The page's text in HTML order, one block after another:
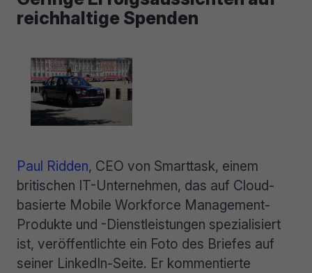
reichhaltige Spenden
Paul Ridden, CEO von Smarttask, einem
britischen IT-Unternehmen, das auf Cloud-
basierte Mobile Workforce Management-
Produkte und -Dienstleistungen spezialisiert
ist, veröffentlichte ein Foto des Briefes auf
seiner LinkedIn-Seite. Er kommentierte